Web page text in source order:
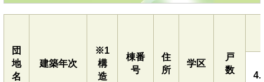
団
地
名
建築年次
※1
構
造
棟番
号
住
所
学区
戸
数